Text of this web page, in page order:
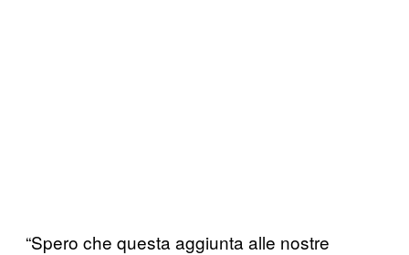
“Spero che questa aggiunta alle nostre